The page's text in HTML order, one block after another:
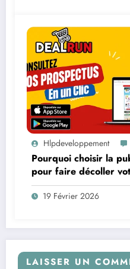
Hlpdeveloppement
Pourquoi choisir la
pour faire décoller
19 Février 2026
LAISSER UN